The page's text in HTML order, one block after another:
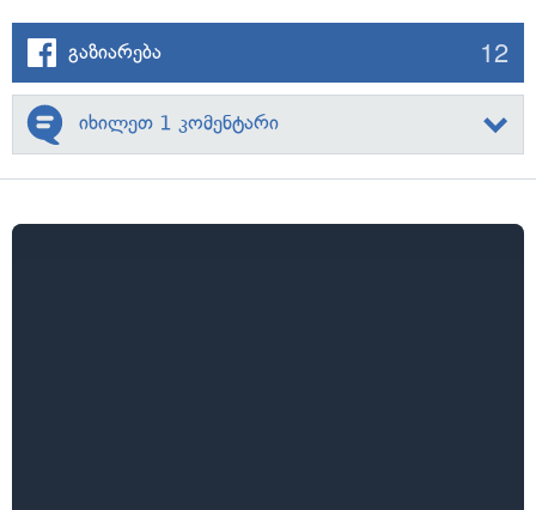
გაზიარება 12
იხილეთ 1 კომენტარი